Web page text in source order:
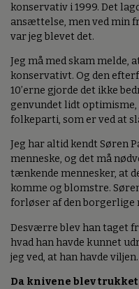
konservativ i 1999. Det
ansættelse, men ved min
var jeg blevet det.
Jeg må med skam melde,
konservativt. Og den
10’erne gjorde det ikke
genvundet lidt
folkeparti, som er ved at
Jeg har altid kendt Søren
menneske, og det må
tænkende mennesker, at
komme og blomstre.
forløser af den borgerlige
Desværre blev han taget
hvad han havde kunnet
jeg ved, at han havde
Da knivene blev